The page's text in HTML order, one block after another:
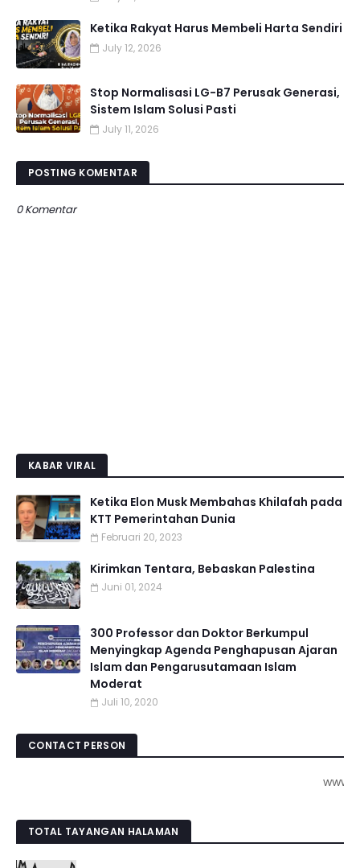
Ketika Rakyat Harus Membeli Harta Sendiri
July 12, 2026
Stop Normalisasi LG-B7 Perusak Generasi,
Sistem Islam Solusi Pasti
July 11, 2026
POSTING KOMENTAR
0 Komentar
KABAR VIRAL
Ketika Elon Musk Membahas Khilafah pada
KTT Pemerintahan Dunia
Februari 20, 2023
Kirimkan Tentara, Bebaskan Palestina
Juni 01, 2024
300 Professor dan Doktor Berkumpul
Menyingkap Agenda Penghapusan Ajaran
Islam dan Pengarusutamaan Islam
Moderat
Juli 10, 2020
CONTACT PERSON
TOTAL TAYANGAN HALAMAN